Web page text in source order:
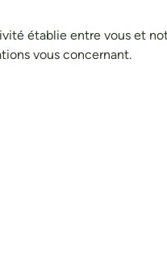
établie entre vous et
vous concernant.